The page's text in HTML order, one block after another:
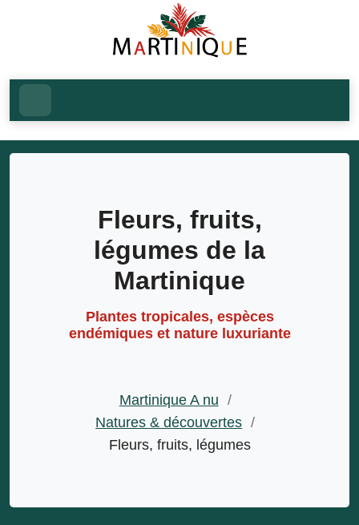
Fleurs, fruits,
légumes de la
Martinique
Plantes tropicales, espèces
endémiques et nature luxuriante
Martinique A nu /
Natures & découvertes /
Fleurs, fruits, légumes